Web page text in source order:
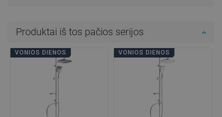
Produktai iš tos pačios serijos
VONIOS DIENOS VONIOS DIENOS